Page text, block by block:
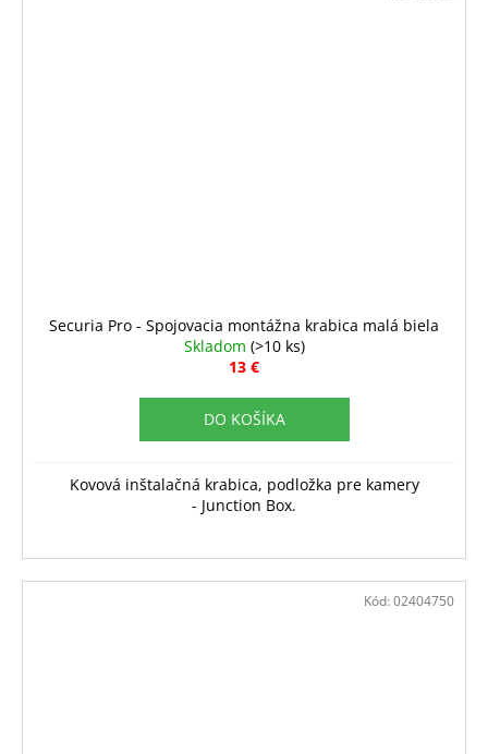
Securia Pro - Spojovacia montážna krabica malá biela
Skladom (>10 ks)
13 €
DO KOŠÍKA
Kovová inštalačná krabica, podložka pre kamery
- Junction Box.
Kód: 02404750